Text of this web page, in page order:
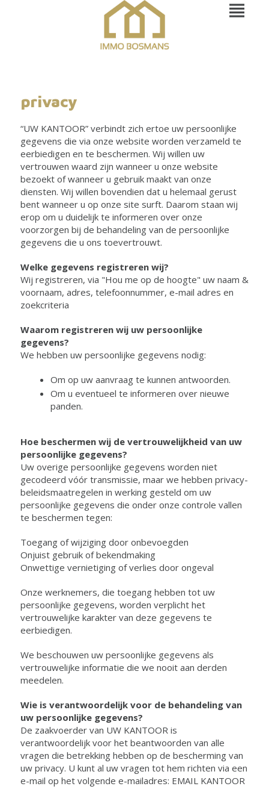
privacy
“UW KANTOOR” verbindt zich ertoe uw persoonlijke
gegevens die via onze website worden verzameld te
eerbiedigen en te beschermen. Wij willen uw
vertrouwen waard zijn wanneer u onze website
bezoekt of wanneer u gebruik maakt van onze
diensten. Wij willen bovendien dat u helemaal gerust
bent wanneer u op onze site surft. Daarom staan wij
erop om u duidelijk te informeren over onze
voorzorgen bij de behandeling van de persoonlijke
gegevens die u ons toevertrouwt.
Welke gegevens registreren wij?
Wij registreren, via "Hou me op de hoogte" uw naam &
voornaam, adres, telefoonnummer, e-mail adres en
zoekcriteria
Waarom registreren wij uw persoonlijke
gegevens?
We hebben uw persoonlijke gegevens nodig:
Om op uw aanvraag te kunnen antwoorden.
Om u eventueel te informeren over nieuwe
panden.
Hoe beschermen wij de vertrouwelijkheid van uw
persoonlijke gegevens?
Uw overige persoonlijke gegevens worden niet
gecodeerd vóór transmissie, maar we hebben privacy-
beleidsmaatregelen in werking gesteld om uw
persoonlijke gegevens die onder onze controle vallen
te beschermen tegen:
Toegang of wijziging door onbevoegden
Onjuist gebruik of bekendmaking
Onwettige vernietiging of verlies door ongeval
Onze werknemers, die toegang hebben tot uw
persoonlijke gegevens, worden verplicht het
vertrouwelijke karakter van deze gegevens te
eerbiedigen.
We beschouwen uw persoonlijke gegevens als
vertrouwelijke informatie die we nooit aan derden
meedelen.
Wie is verantwoordelijk voor de behandeling van
uw persoonlijke gegevens?
De zaakvoerder van UW KANTOOR is
verantwoordelijk voor het beantwoorden van alle
vragen die betrekking hebben op de bescherming van
uw privacy. U kunt al uw vragen tot hem richten via een
e-mail op het volgende e-mailadres: EMAIL KANTOOR